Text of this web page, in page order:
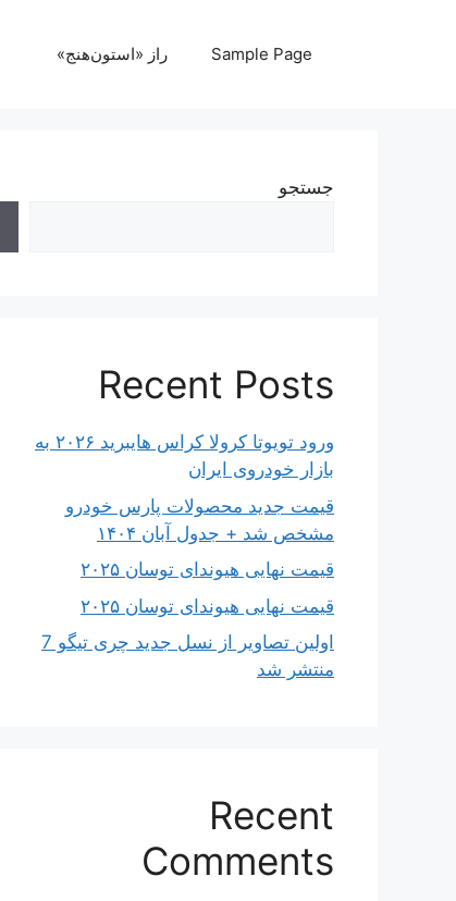
Sample Page راز «استون‌هنج»
جستجو
Recent Posts
ورود تویوتا کرولا کراس هایبرید ۲۰۲۶ به
بازار خودروی ایران
قیمت جدید محصولات پارس خودرو
مشخص شد + جدول آبان ۱۴۰۴
قیمت نهایی هیوندای توسان ۲۰۲۵
قیمت نهایی هیوندای توسان ۲۰۲۵
اولین تصاویر از نسل جدید چری تیگو 7
منتشر شد
Recent
Comments